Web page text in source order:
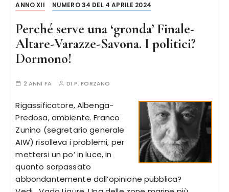
ANNO XII NUMERO 34 DEL 4 APRILE 2024
Perché serve una ‘gronda’ Finale-
Altare-Varazze-Savona. I politici?
Dormono!
2 ANNI FA DI P. FORZANO
Rigassificatore, Albenga-
Predosa, ambiente. Franco
Zunino (segretario generale
AIW) risolleva i problemi, per
mettersi un po’ in luce, in
quanto sorpassato
abbondantemente dall’opinione pubblica?